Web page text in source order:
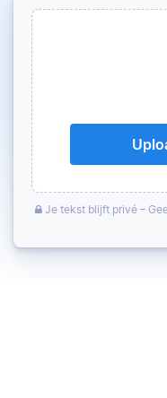
Je tekst blijft privé –